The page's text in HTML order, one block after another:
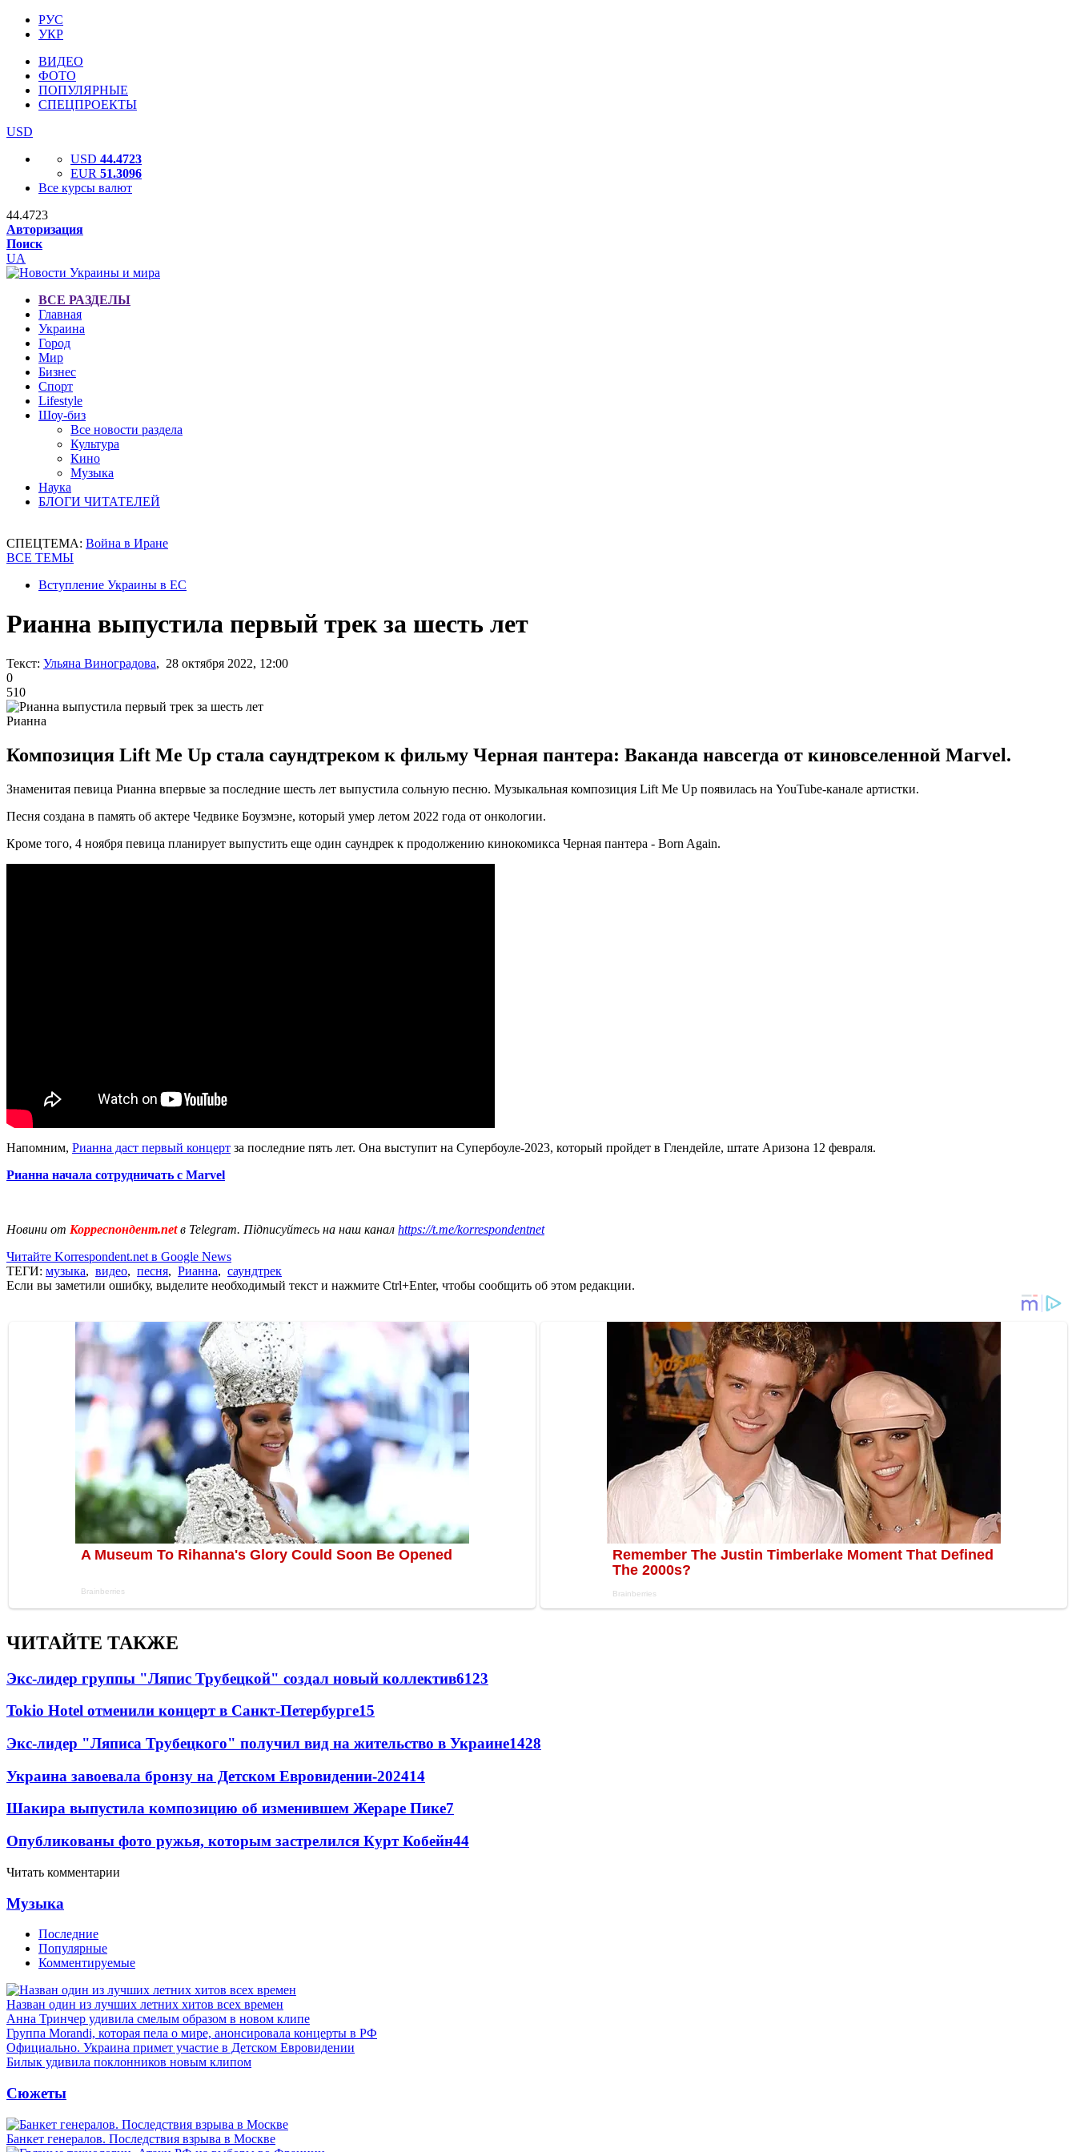
РУС
УКР
ВИДЕО
ФОТО
ПОПУЛЯРНЫЕ
СПЕЦПРОЕКТЫ
USD
USD 44.4723
EUR 51.3096
Все курсы валют
44.4723
Авторизация
Поиск
UA
ВСЕ РАЗДЕЛЫ
Главная
Украина
Город
Мир
Бизнес
Спорт
Lifestyle
Шоу-биз
Все новости раздела
Культура
Кино
Музыка
Наука
БЛОГИ ЧИТАТЕЛЕЙ
СПЕЦТЕМА: Война в Иране
ВСЕ ТЕМЫ
Вступление Украины в ЕС
Рианна выпустила первый трек за шесть лет
Текст: Ульяна Виноградова, 28 октября 2022, 12:00
0
510
Рианна
Композиция Lift Me Up стала саундтреком к фильму Черная пантера: Ваканда навсегда от киновселенной Marvel.
Знаменитая певица Рианна впервые за последние шесть лет выпустила сольную песню. Музыкальная композиция Lift Me Up появилась на YouTube-канале артистки.
Песня создана в память об актере Чедвике Боузмэне, который умер летом 2022 года от онкологии.
Кроме того, 4 ноября певица планирует выпустить еще один саундрек к продолжению кинокомикса Черная пантера - Born Again.
Напомним, Рианна даст первый концерт за последние пять лет. Она выступит на Супербоуле-2023, который пройдет в Глендейле, штате Аризона 12 февраля.
Рианна начала сотрудничать с Marvel
Новини от Корреспондент.netв Telegram. Підписуйтесь на наш канал https://t.me/korrespondentnet
Читайте Korrespondent.net в Google News
ТЕГИ: музыка, видео, песня, Рианна, саундтрек
Если вы заметили ошибку, выделите необходимый текст и нажмите Ctrl+Enter, чтобы сообщить об этом редакции.
ЧИТАЙТЕ ТАКЖЕ
Экс-лидер группы "Ляпис Трубецкой" создал новый коллектив6123
Tokio Hotel отменили концерт в Санкт-Петербурге15
Экс-лидер "Ляписа Трубецкого" получил вид на жительство в Украине1428
Украина завоевала бронзу на Детском Евровидении-202414
Шакира выпустила композицию об изменившем Жераре Пике7
Опубликованы фото ружья, которым застрелился Курт Кобейн44
Читать комментарии
Музыка
Последние
Популярные
Комментируемые
Назван один из лучших летних хитов всех времен
Анна Тринчер удивила смелым образом в новом клипе
Группа Morandi, которая пела о мире, анонсировала концерты в РФ
Официально. Украина примет участие в Детском Евровидении
Билык удивила поклонников новым клипом
Сюжеты
Банкет генералов. Последствия взрыва в Москве